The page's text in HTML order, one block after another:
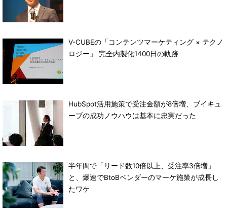
V-CUBEの「コンテンツマーケティング × テクノ
ロジー」 完全内製化1400日の軌跡
HubSpot活用施策で受注金額が8倍増、ブイキュ
ーブの成功ノウハウは基本に忠実だった
半年間で「リード数10倍以上、受注率3倍増」
と、爆速でBtoBベンダーのマーケ施策が成長し
たワケ